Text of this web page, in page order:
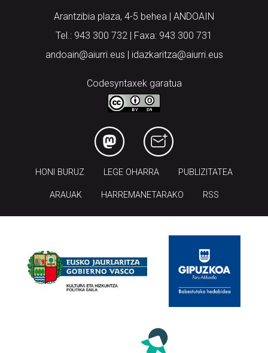
Arantzibia plaza, 4-5 behea | ANDOAIN
Tel.: 943 300 732 | Faxa: 943 300 731
andoain@aiurri.eus | idazkaritza@aiurri.eus
Codesyntaxek garatua
HONI BURUZ LEGE OHARRA PUBLIZITATEA
ARAUAK HARREMANETARAKO RSS